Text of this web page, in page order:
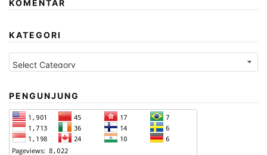
KOMENTAR
KATEGORI
Kategori
PENGUNJUNG